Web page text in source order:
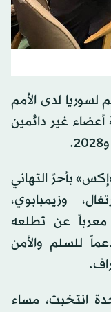
لسوريا لدى الأمم
أعضاء غير دائمين
بأحرّ التهاني
وزيمبابوي،
معرباً عن تطلعه
للسلم والأمن
انتخبت، مساء